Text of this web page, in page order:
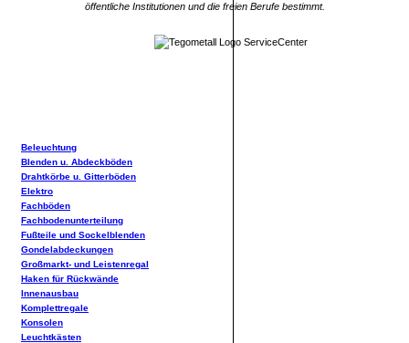
öffentliche Institutionen und die freien Berufe bestimmt.
Beleuchtung
Blenden u. Abdeckböden
Drahtkörbe u. Gitterböden
Elektro
Fachböden
Fachbodenunterteilung
Fußteile und Sockelblenden
Gondelabdeckungen
Großmarkt- und Leistenregal
Haken für Rückwände
Innenausbau
Komplettregale
Konsolen
Leuchtkästen